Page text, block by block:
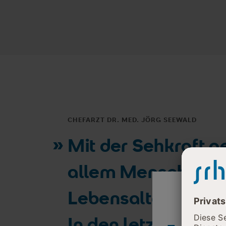
Mit der Sehkraft
allem Menschen
Lebensalter
CHEFARZT DR. MED. JÖRG SEEWALD